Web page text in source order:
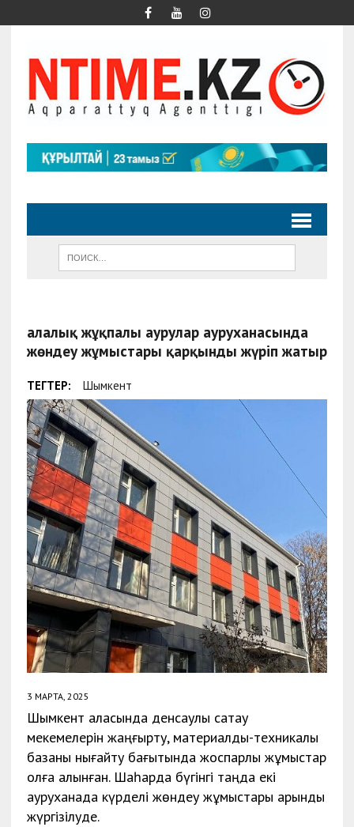
Қалалық жұқпалы аурулар ауруханасында
жөндеу жұмыстары қарқынды жүріп жатыр
ТЕГТЕР: Шымкент
3 МАРТА, 2025
Шымкент қаласында денсаулық сақтау
мекемелерін жаңғырту, материалдық-техникалық
базаны нығайту бағытында жоспарлы жұмыстар
қолға алынған. Шаһарда бүгінгі таңда екі
ауруханада күрделі жөндеу жұмыстары қарқынды
жүргізілуде.